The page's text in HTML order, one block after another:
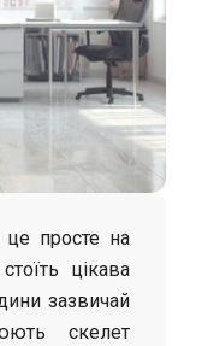
просте на
цікава
зазвичай
скелет